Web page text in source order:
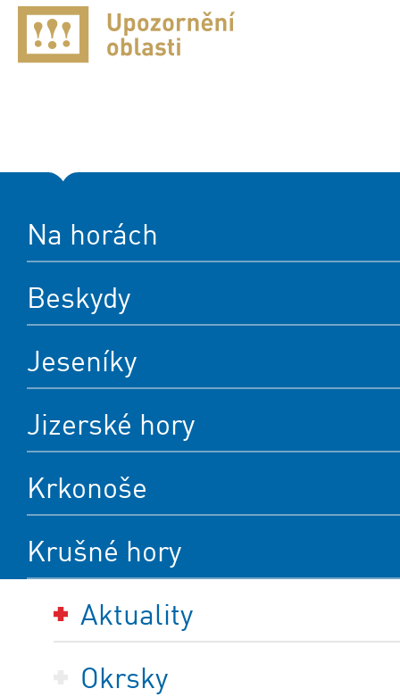
Na horách
Beskydy
Jeseníky
Jizerské hory
Krkonoše
Krušné hory
Aktuality
Okrsky